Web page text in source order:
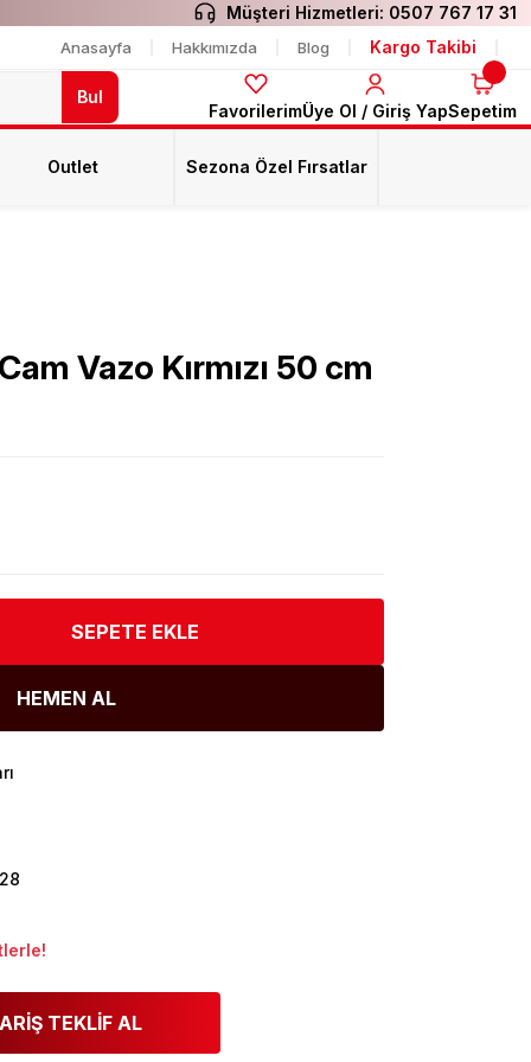
Müşteri Hizmetleri: 0507 767 17 31
Anasayfa Hakkımızda Blog Kargo Takibi
Bul
FavorilerimÜye Ol / Giriş YapSepetim
Outlet Sezona Özel Fırsatlar
Vazo Kırmızı 50 cm
SEPETE EKLE
HEMEN AL
TEKLİF AL